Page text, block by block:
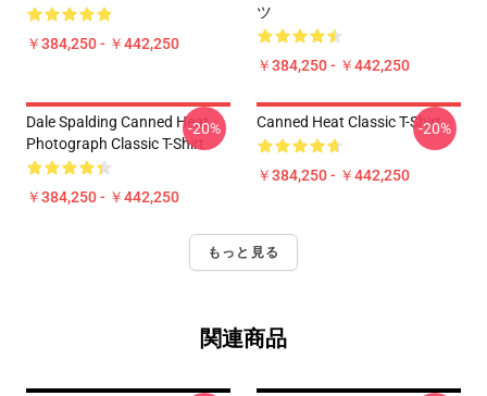
￥384,250 - ￥442,250
ツ
￥384,250 - ￥442,250
Dale Spalding Canned Heat
Photograph Classic T-Shirt
￥384,250 - ￥442,250
-20% Canned Heat Classic T-Shirt
￥384,250 - ￥442,250
-20%
もっと見る
関連商品